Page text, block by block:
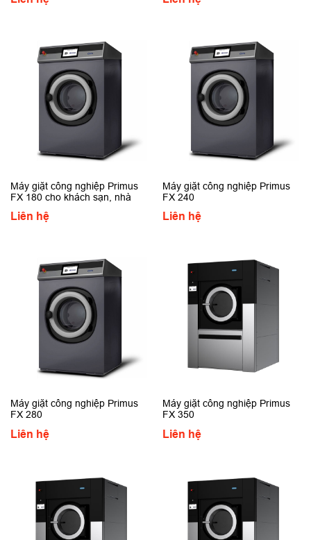
Máy giặt công nghiệp Primus
FX 180 cho khách sạn, nhà
Liên hệ
Máy giặt công nghiệp Primus
FX 240
Liên hệ
Máy giặt công nghiệp Primus
FX 280
Liên hệ
Máy giặt công nghiệp Primus
FX 350
Liên hệ